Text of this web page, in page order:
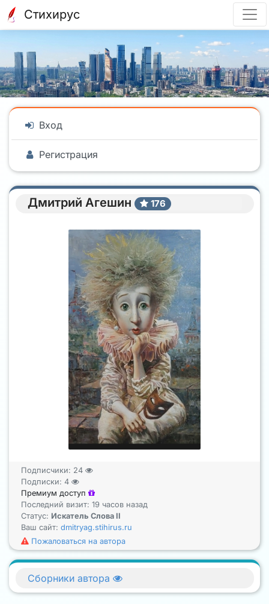
Стихирус
Вход
Регистрация
Дмитрий Агешин 176
Подписчики: 24
Подписки: 4
Премиум доступ
Последний визит: 19 часов назад
Статус: Искатель Слова II
Ваш сайт: dmitryag.stihirus.ru
Пожаловаться на автора
Сборники автора